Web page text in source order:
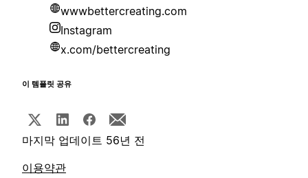
wwwbettercreating.com
Instagram
x.com/bettercreating
이 템플릿 공유
마지막 업데이트 56년 전
이용약관